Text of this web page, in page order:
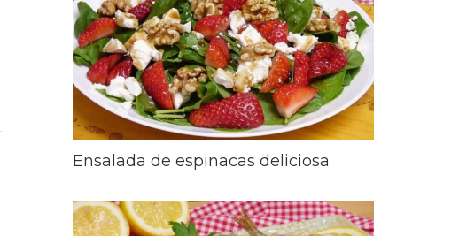
Ensalada de espinacas deliciosa